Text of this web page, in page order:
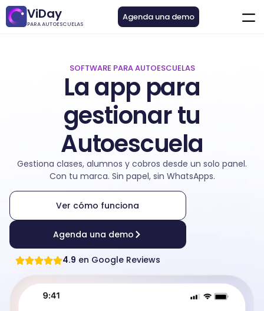
ViDay
PARA AUTOESCUELAS
Agenda una demo
SOFTWARE PARA AUTOESCUELAS
La app para
gestionar tu
Autoescuela
Gestiona clases, alumnos y cobros desde un solo panel.
Con tu marca. Sin papel, sin WhatsApps.
Ver cómo funciona
Agenda una demo
4.9 en Google Reviews